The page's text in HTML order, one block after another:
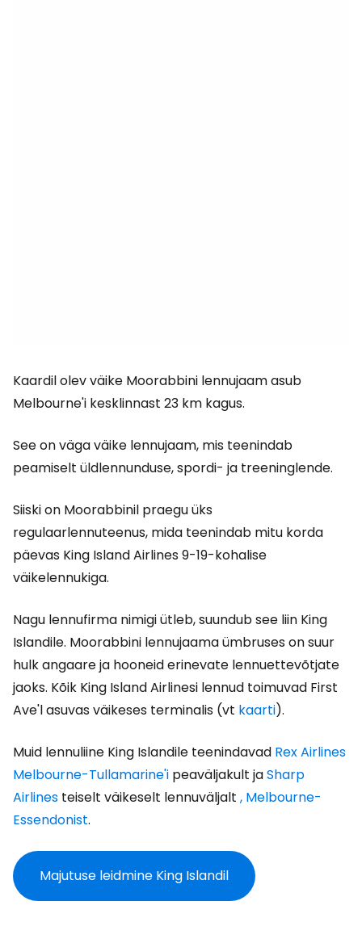
Kaardil olev väike Moorabbini lennujaam asub
Melbourne'i kesklinnast 23 km kagus.
See on väga väike lennujaam, mis teenindab
peamiselt üldlennunduse, spordi- ja treeninglende.
Siiski on Moorabbinil praegu üks
regulaarlennuteenus, mida teenindab mitu korda
päevas King Island Airlines 9-19-kohalise
väikelennukiga.
Nagu lennufirma nimigi ütleb, suundub see liin King
Islandile. Moorabbini lennujaama ümbruses on suur
hulk angaare ja hooneid erinevate lennuettevõtjate
jaoks. Kõik King Island Airlinesi lennud toimuvad First
Ave'l asuvas väikeses terminalis (vt kaarti).
Muid lennuliine King Islandile teenindavad Rex Airlines
Melbourne-Tullamarine'i peaväljakult jaSharp
Airlines teiselt väikeselt lennuväljalt , Melbourne-
Essendonist.
Majutuse leidmine King Islandil